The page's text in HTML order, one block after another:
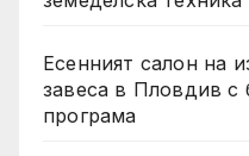
Есенният салон на
завеса в Пловдив с
програма